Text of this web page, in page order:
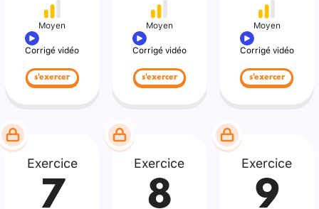
Moyen
Corrigé vidéo
s'exercer
Moyen
Corrigé vidéo
s'exercer
Moyen
Corrigé vidéo
s'exercer
Exercice
7
Exercice
8
Exercice
9